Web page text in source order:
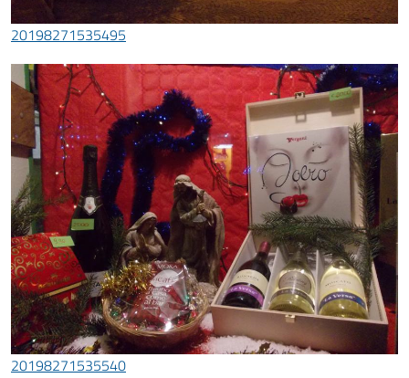
20198271535495
20198271535540